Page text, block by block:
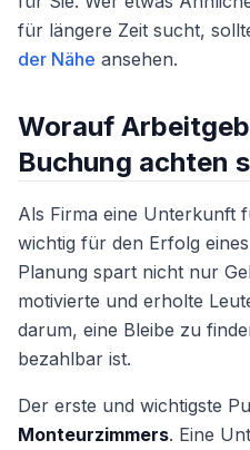
für längere Zeit sucht,
der Nähe ansehen.
Worauf
Buchung achten
Als Firma eine Unterkunft
wichtig für den Erfolg
Planung spart nicht nur
motivierte und erholte
darum, eine Bleibe zu
bezahlbar ist.
Der erste und wichtigste
Monteurzimmers. Eine